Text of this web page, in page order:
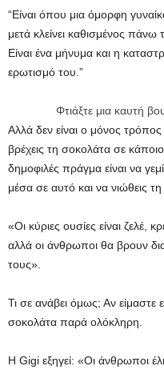
“Είναι όπου μια όμορφη
μετά κλείνει καθισμένος
Είναι ένα μήνυμα και η
ερωτισμό του.”
Φτιάξτε μια καυτή
Αλλά δεν είναι ο μόνος
βρέχεις τη σοκολάτα σε
δημοφιλές πράγμα είναι να
μέσα σε αυτό και να νιώθεις
«Οι κύριες ουσίες είναι ζελέ,
αλλά οι άνθρωποι θα βρουν
τους».
Τι σε ανάβει όμως; Αν είμαστε
σοκολάτα παρά ολόκληρη.
Η Gigi εξηγεί: «Οι άνθρωποι